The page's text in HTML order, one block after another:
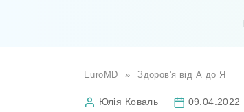
EuroMD » Здоров'я від А до Я
Юлія Коваль 09.04.2022